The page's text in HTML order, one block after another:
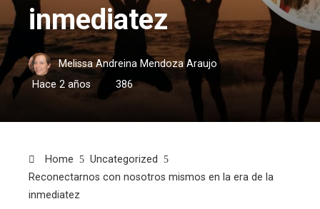
inmediatez
Melissa Andreina Mendoza Araujo
Hace 2 años
386
Home
Uncategorized
Reconectarnos con nosotros mismos en la era de la
inmediatez